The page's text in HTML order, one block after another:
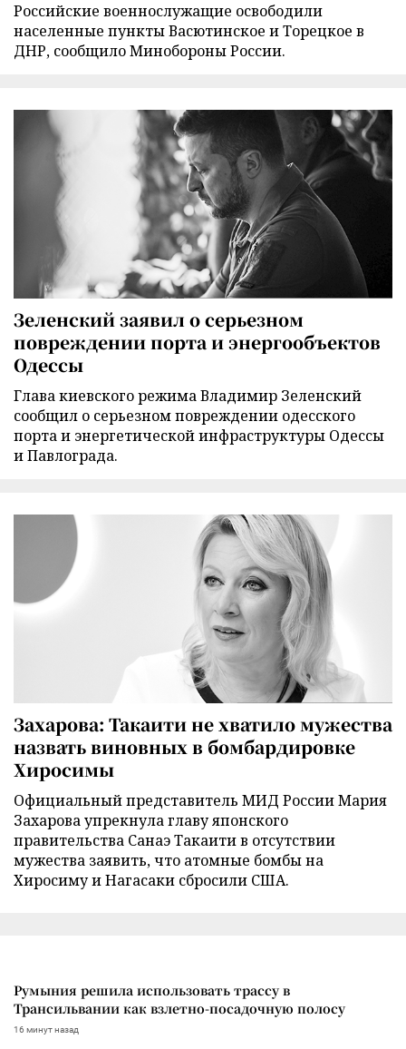
Российские военнослужащие освободили
населенные пункты Васютинское и Торецкое в
ДНР, сообщило Минобороны России.
Зеленский заявил о серьезном
повреждении порта и энергообъектов
Одессы
Глава киевского режима Владимир Зеленский
сообщил о серьезном повреждении одесского
порта и энергетической инфраструктуры Одессы
и Павлограда.
Захарова: Такаити не хватило мужества
назвать виновных в бомбардировке
Хиросимы
Официальный представитель МИД России Мария
Захарова упрекнула главу японского
правительства Санаэ Такаити в отсутствии
мужества заявить, что атомные бомбы на
Хиросиму и Нагасаки сбросили США.
Румыния решила использовать трассу в
Трансильвании как взлетно-посадочную полосу
16 минут назад